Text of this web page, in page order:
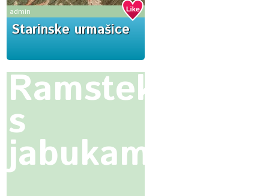
admin
Starinske urmašice
Ramstek
s
jabukama